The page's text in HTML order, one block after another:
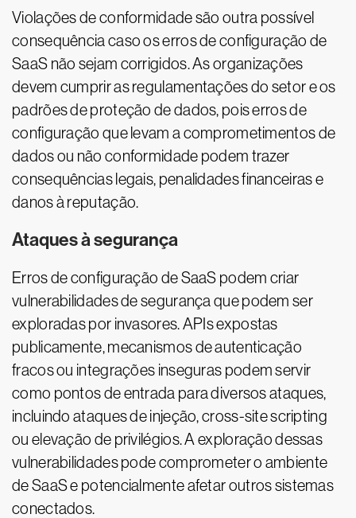
Violações de conformidade são outra possível
consequência caso os erros de configuração de
SaaS não sejam corrigidos. As organizações
devem cumprir as regulamentações do setor e os
padrões de proteção de dados, pois erros de
configuração que levam a comprometimentos de
dados ou não conformidade podem trazer
consequências legais, penalidades financeiras e
danos à reputação.
Ataques à segurança
Erros de configuração de SaaS podem criar
vulnerabilidades de segurança que podem ser
exploradas por invasores. APIs expostas
publicamente, mecanismos de autenticação
fracos ou integrações inseguras podem servir
como pontos de entrada para diversos ataques,
incluindo ataques de injeção, cross-site scripting
ou elevação de privilégios. A exploração dessas
vulnerabilidades pode comprometer o ambiente
de SaaS e potencialmente afetar outros sistemas
conectados.